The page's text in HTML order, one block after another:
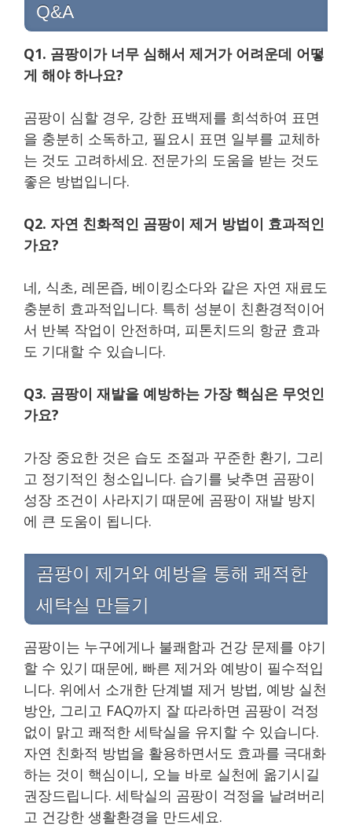
Q&A
Q1. 곰팡이가 너무 심해서 제거가 어려운데 어떻
게 해야 하나요?
곰팡이 심할 경우, 강한 표백제를 희석하여 표면
을 충분히 소독하고, 필요시 표면 일부를 교체하
는 것도 고려하세요. 전문가의 도움을 받는 것도
좋은 방법입니다.
Q2. 자연 친화적인 곰팡이 제거 방법이 효과적인
가요?
네, 식초, 레몬즙, 베이킹소다와 같은 자연 재료도
충분히 효과적입니다. 특히 성분이 친환경적이어
서 반복 작업이 안전하며, 피톤치드의 항균 효과
도 기대할 수 있습니다.
Q3. 곰팡이 재발을 예방하는 가장 핵심은 무엇인
가요?
가장 중요한 것은 습도 조절과 꾸준한 환기, 그리
고 정기적인 청소입니다. 습기를 낮추면 곰팡이
성장 조건이 사라지기 때문에 곰팡이 재발 방지
에 큰 도움이 됩니다.
곰팡이 제거와 예방을 통해 쾌적한
세탁실 만들기
곰팡이는 누구에게나 불쾌함과 건강 문제를 야기
할 수 있기 때문에, 빠른 제거와 예방이 필수적입
니다. 위에서 소개한 단계별 제거 방법, 예방 실천
방안, 그리고 FAQ까지 잘 따라하면 곰팡이 걱정
없이 맑고 쾌적한 세탁실을 유지할 수 있습니다.
자연 친화적 방법을 활용하면서도 효과를 극대화
하는 것이 핵심이니, 오늘 바로 실천에 옮기시길
권장드립니다. 세탁실의 곰팡이 걱정을 날려버리
고 건강한 생활환경을 만드세요.